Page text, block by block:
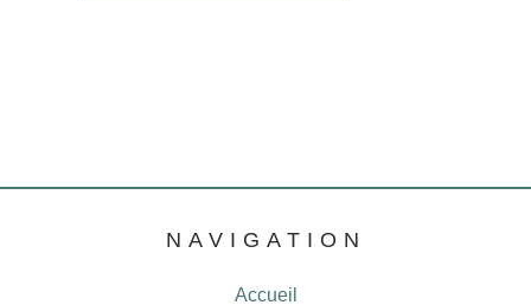
NAVIGATION
Accueil